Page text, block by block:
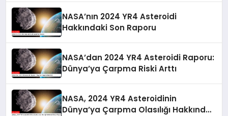
NASA’nın 2024 YR4 Asteroidi
Hakkındaki Son Raporu
NASA’dan 2024 YR4 Asteroidi Raporu:
Dünya’ya Çarpma Riski Arttı
NASA, 2024 YR4 Asteroidinin
Dünya’ya Çarpma Olasılığı Hakkında